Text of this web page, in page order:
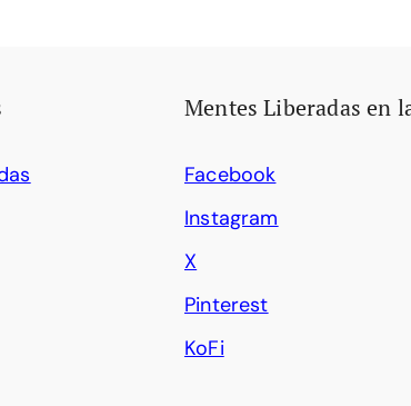
Mentes Liberadas en
Facebook
Instagram
X
Pinterest
KoFi